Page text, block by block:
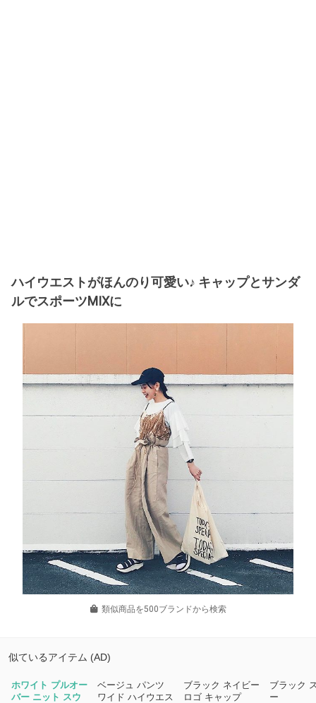
ハイウエストがほんのり可愛い♪ キャップとサンダ
ルでスポーツMIXに
類似商品を500ブランドから検索